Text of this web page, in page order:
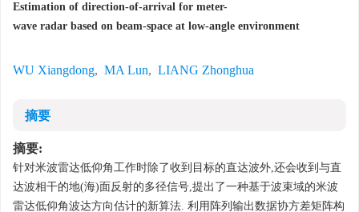
10.13443/j.cjors.2013103101
Estimation of direction-of-arrival for meter-
wave radar based on beam-space at low-angle environment
WU Xiangdong, MA Lun, LIANG Zhonghua
摘要
摘要:
针对米波雷达低仰角工作时除了收到目标的直达波外,还会收到与直
达波相干的地(海)面反射的多径信号,提出了一种基于波束域的米波
雷达低仰角波达方向估计的新算法. 利用阵列输出数据协方差矩阵构